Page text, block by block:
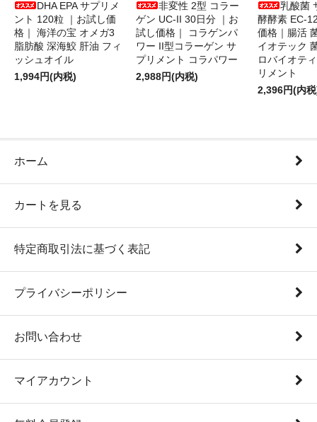
DHA EPA サプリメ
ント 120粒 ｜お試し価
格｜ 海洋の宝 オメガ3
脂肪酸 深海鮫 肝油 フィ
ッシュオイル
1,994円(内税)
非変性 2型 コラー
ゲン UC-II 30日分 ｜お
試し価格｜ コラゲンパ
ワー II型コラーゲン サ
プリメント コラパワー
2,988円(内税)
乳酸菌
酵酵素 EC-
価格｜腸活
イオテック
ロバイオテ
リメント
2,396円(内
ホーム
カートを見る
特定商取引法に基づく表記
プライバシーポリシー
お問い合わせ
マイアカウント